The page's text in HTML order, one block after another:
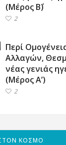
(Μέρος Β΄)
2
Περί
Αλλαγών,
νέας γενιάς
(Μέρος Α’)
2
ΚΟΣΜΟ